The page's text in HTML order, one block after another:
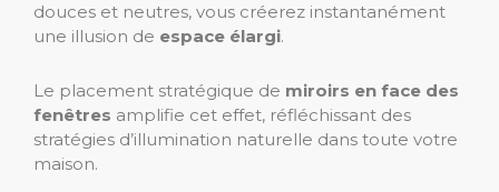
douces et neutres, vous créerez instantanément
une illusion de espace élargi.
Le placement stratégique de miroirs en face des
fenêtres amplifie cet effet, réfléchissant des
stratégies d’illumination naturelle dans toute votre
maison.